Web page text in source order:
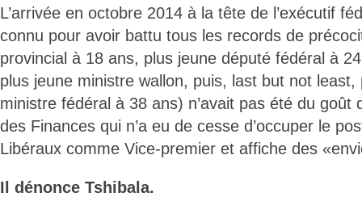
L’arrivée en octobre 2014 à la tête de l’exécutif
connu pour avoir battu tous les records de
provincial à 18 ans, plus jeune député fédéral à
plus jeune ministre wallon, puis, last but not least,
ministre fédéral à 38 ans) n’avait pas été du goût
des Finances qui n’a eu de cesse d’occuper le
Libéraux comme Vice-premier et affiche des
Il dénonce Tshibala.